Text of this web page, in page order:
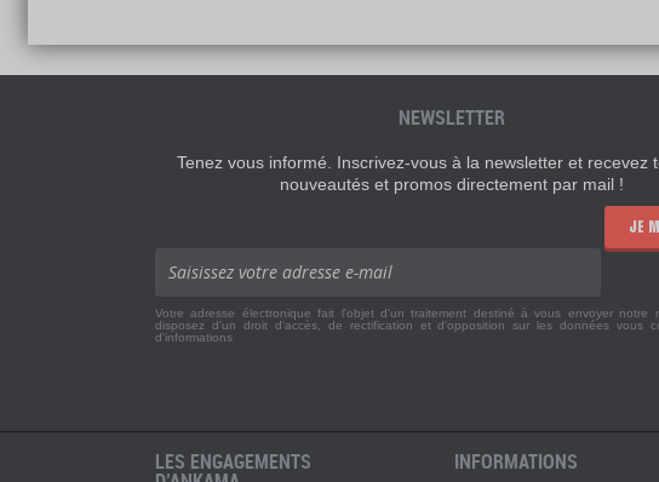
NEWSLETTER
Tenez vous informé. Inscrivez-vous à la newsletter et recevez
nouveautés et promos directement par mail !
JE
Votre adresse électronique fait l'objet d'un traitement destiné à vous envoyer notre
disposez d'un droit d'accès, de rectification et d'opposition sur les données vous
d'informations
LES ENGAGEMENTS INFORMATIONS